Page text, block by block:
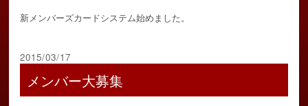
新メンバーズカードシステム始めました。
2015/03/17
メンバー大募集